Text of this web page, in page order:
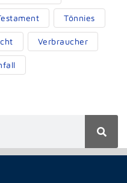
Tönnies
Verbraucher